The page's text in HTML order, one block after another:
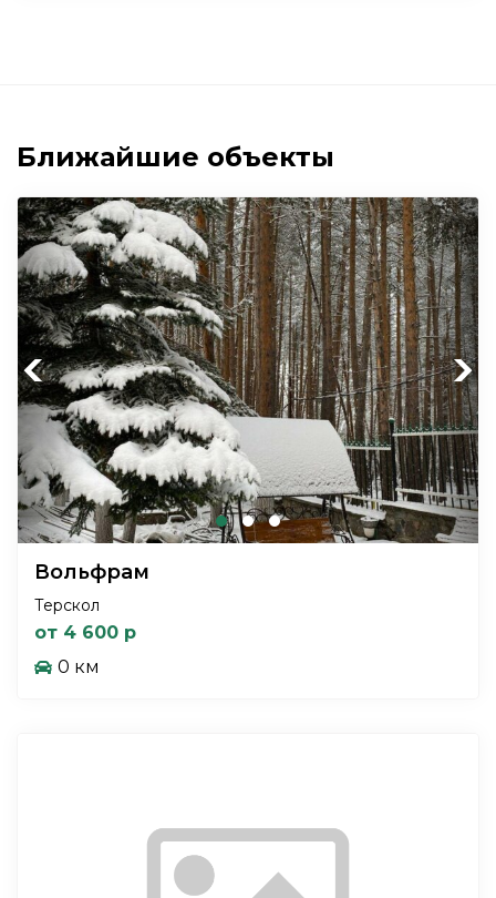
Ближайшие объекты
Previous Next
Вольфрам
Терскол
от 4 600 р
0 км